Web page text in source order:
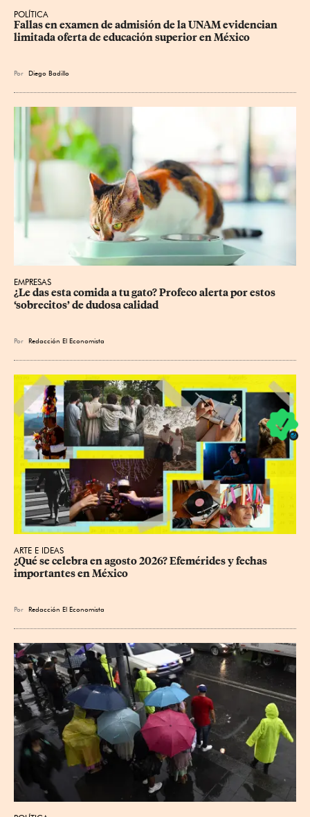
POLÍTICA
Fallas en examen de admisión de la UNAM evidencian
limitada oferta de educación superior en México
Por Diego Badillo
EMPRESAS
¿Le das esta comida a tu gato? Profeco alerta por estos
‘sobrecitos’ de dudosa calidad
Por Redacción El Economista
ARTE E IDEAS
¿Qué se celebra en agosto 2026? Efemérides y fechas
importantes en México
Por Redacción El Economista